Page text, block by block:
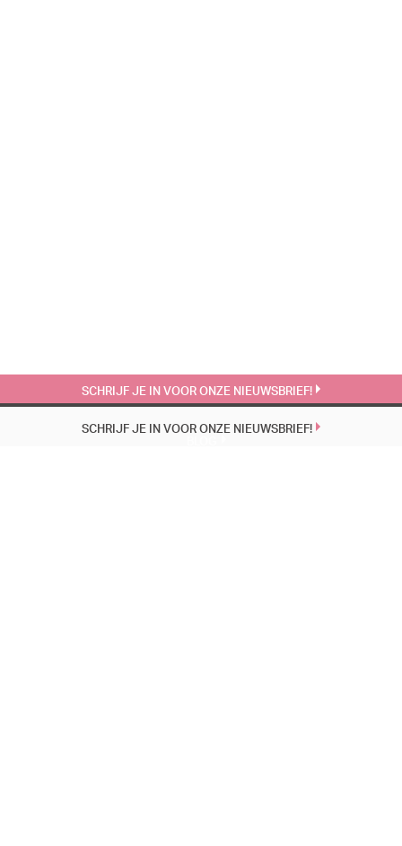
SCHRIJF JE IN VOOR ONZE NIEUWSBRIEF!
SCHRIJF JE IN VOOR ONZE NIEUWSBRIEF!
BLOG